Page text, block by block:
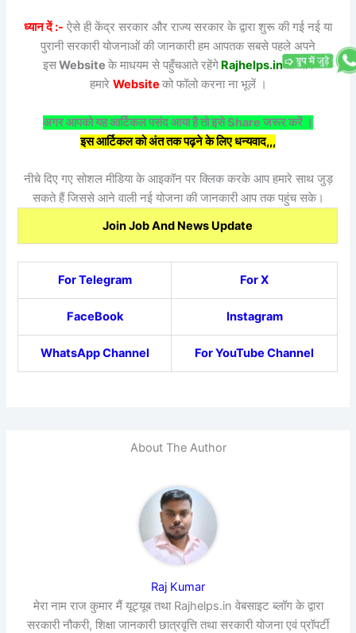
ध्यान दें :- ऐसे ही केंद्र सरकार और राज्य सरकार के द्वारा शुरू की गई नई या
पुरानी सरकारी योजनाओं की जानकारी हम आपतक सबसे पहले अपने
इसWebsite के माधयम से पहुँचआते रहेंगे Rajhelps.inतो आप
हमारे Website को फॉलो करना ना भूलें ।
अगर आपको यह आर्टिकल पसंद आया है तो इसे Share जरूर करें ।
इस आर्टिकल को अंत तक पढ़ने के लिए धन्यवाद,,,
नीचे दिए गए सोशल मीडिया के आइकॉन पर क्लिक करके आप हमारे साथ जुड़
सकते हैं जिससे आने वाली नई योजना की जानकारी आप तक पहुंच सके।
Join Job And News Update
For Telegram For X
FaceBook Instagram
WhatsApp Channel For YouTube Channel
About The Author
Raj Kumar
मेरा नाम राज कुमार मैं यूट्यूब तथा Rajhelps.in वेबसाइट ब्लॉग के द्वारा
सरकारी नौकरी, शिक्षा जानकारी छात्रवृत्ति तथा सरकारी योजना एवं प्रॉपर्टी